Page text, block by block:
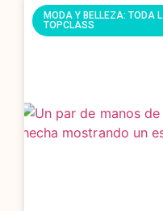
MODA Y BELLEZA: TODA
TOPCLASS